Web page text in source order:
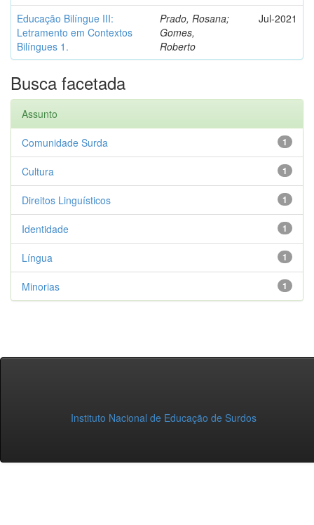
Educação Bilíngue III:
Letramento em Contextos
Bilíngues 1.
Prado, Rosana;
Gomes,
Roberto
Jul-2021
Busca facetada
Assunto
1
Comunidade Surda
1
Cultura
1
Direitos Linguísticos
1
Identidade
1
Língua
1
Minorias
Instituto Nacional de Educação de Surdos